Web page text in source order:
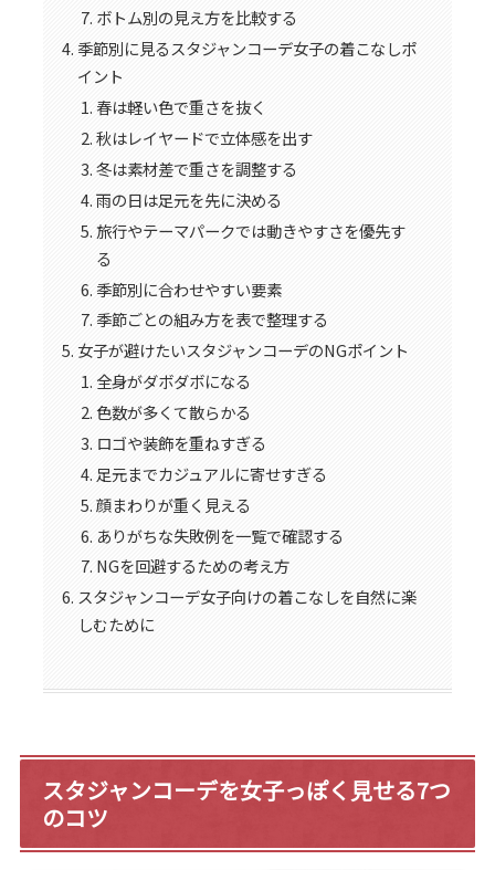
ボトム別の見え方を比較する
季節別に見るスタジャンコーデ女子の着こなしポ
イント
春は軽い色で重さを抜く
秋はレイヤードで立体感を出す
冬は素材差で重さを調整する
雨の日は足元を先に決める
旅行やテーマパークでは動きやすさを優先す
る
季節別に合わせやすい要素
季節ごとの組み方を表で整理する
女子が避けたいスタジャンコーデのNGポイント
全身がダボダボになる
色数が多くて散らかる
ロゴや装飾を重ねすぎる
足元までカジュアルに寄せすぎる
顔まわりが重く見える
ありがちな失敗例を一覧で確認する
NGを回避するための考え方
スタジャンコーデ女子向けの着こなしを自然に楽
しむために
スタジャンコーデを女子っぽく見せる7つ
のコツ